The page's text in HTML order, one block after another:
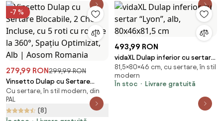
-7 %
279,99 RON299,99 RON
Vinsetto Dulap cu Sertare
Blocabile, 2 Chei Incluse, cu 5
roti cu rotatie la 360°, Spațiu
Optimizat, Alb | Aosom
Cu sertare, în stil modern, din
PAL
(8)
493,99 RON
vidaXL Dulap inferior cu sertar
“Lyon”, alb, 80x46x81,5 cm
81,5×80×46 cm, cu sertare, în stil
modern
În stoc
Livrare gratuită